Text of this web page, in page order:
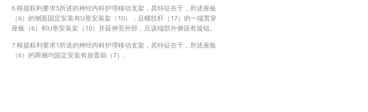
6.根据权利要求5所述的神经内科护理移动支架，其特征在于，所述座板
（6）的侧面固定安装有U形安装架（10），且螺纹杆（17）的一端贯穿
座板（6）和U形安装架（10）并延伸至外部，且该端部外侧设有旋钮。
7.根据权利要求1所述的神经内科护理移动支架，其特征在于，所述座板
（6）的两侧均固定安装有放置箱（7）。